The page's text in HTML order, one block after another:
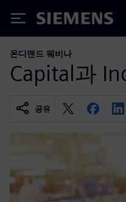
Siemens
온디맨드 웨비나
Capital과
공유